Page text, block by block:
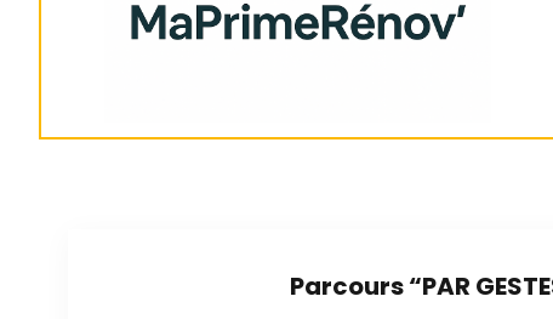
Parcours“PAR